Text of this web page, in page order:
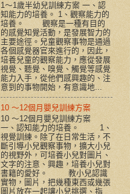
1～1歲半幼兒訓練方案 一、認
知能力的培養。 1、觀察能力的
培養。 觀察是一種有目的
的感覺知覺活動，是發展智力的
主要途徑。兒童觀察事物是通過
各個感覺器官來進行的，因此，
培養兒童的觀察能力，應從發展
視覺、聽覺、嗅覺、觸覺等感覺
能力入手，從他們感興趣的、注
意到的事物開始，有意識地...
10 ～12個月嬰兒訓練方案
10 ～12個月嬰兒訓練方案
一、認知能力的培養。 1、
視覺訓練。除了在日常生活，不
斷引導小兒觀察事物，擴大小兒
的視野外，可培養小兒對圖片、
文字的注意、興趣，培養小兒對
書籍的愛好。 教小兒認識
實物，圖片，把幾種東西或幾張
圖片放在一起讓小兒挑選、指